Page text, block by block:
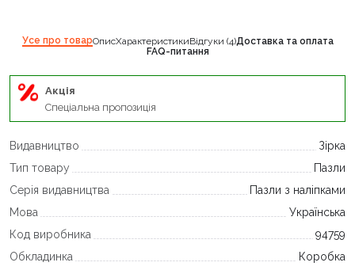
Усе про товарОписХарактеристикиВідгуки (4)Доставка та оплата
FAQ-питання
Акція
Спеціальна пропозиція
Видавництво
Зірка
Тип товару
Пазли
Серія видавництва
Пазли з наліпками
Мова
Українська
Код виробника
94759
Обкладинка
Коробка